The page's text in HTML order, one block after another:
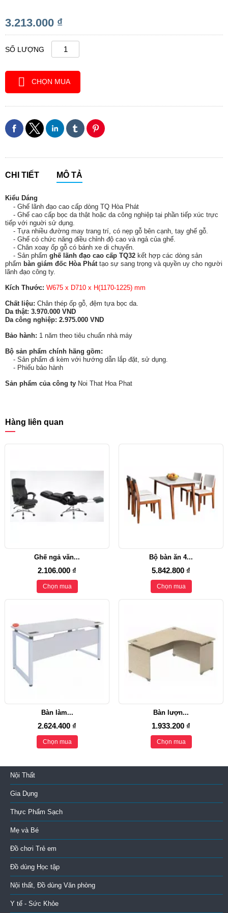
3.213.000 ₫
SỐ LƯỢNG
CHỌN MUA
CHI TIẾT MÔ TẢ
Kiểu Dáng
- Ghế lãnh đạo cao cấp dòng TQ Hòa Phát
- Ghế cao cấp bọc da thật hoặc da công nghiệp tại phần tiếp xúc trực
tiếp với nguời sử dụng.
- Tựa nhiều đường may trang trí, có nẹp gỗ bên cạnh, tay ghế gỗ.
- Ghế có chức năng điều chỉnh độ cao và ngả của ghế.
- Chân xoay ốp gỗ có bánh xe di chuyển.
- Sản phẩm ghế lãnh đạo cao cấp TQ32 kết hợp các dòng sản
phẩm bàn giám đốc Hòa Pháttạo sự sang trọng và quyền uy cho người
lãnh đạo công ty.
Kích Thước: W675 x D710 x H(1170-1225) mm
Chất liệu: Chân thép ốp gỗ, đệm tựa bọc da.
Da thật: 3.970.000 VND
Da công nghiệp: 2.975.000 VND
Bảo hành: 1 năm theo tiêu chuẩn nhà máy
Bộ sản phẩm chính hãng gồm:
- Sản phẩm đi kèm với hướng dẫn lắp đặt, sử dụng.
- Phiếu bảo hành
Sản phẩm của công ty Noi That Hoa Phat
Hàng liên quan
Ghế ngả văn...
2.106.000 ₫
Chọn mua
Bộ bàn ăn 4...
5.842.800 ₫
Chọn mua
Bàn làm...
2.624.400 ₫
Chọn mua
Bàn lượn...
1.933.200 ₫
Chọn mua
Nội Thất
Gia Dụng
Thực Phẩm Sạch
Mẹ và Bé
Đồ chơi Trẻ em
Đồ dùng Học tập
Nội thất, Đồ dùng Văn phòng
Y tế - Sức Khỏe